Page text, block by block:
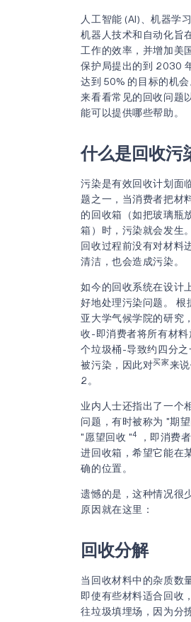
人工智能 (AI)、机器学习
机器人技术和自动化旨
工作的效率，并增加美
保护局提出的到 2030
达到 50% 的目标的机
来看看常见的回收问题
能可以提供哪些帮助。
什么是回收污
污染是有效回收计划面
题之一，当消费者把材
的回收箱（如把玻璃瓶
箱）时，污染就会发生
回收过程前没有对材料
清洁，也会造成污染。
如今的回收系统在设计
好地处理污染问题。 根
亚大学气候学院的研究
收-即消费者将所有材料
个垃圾桶-导致约四分之
被污染，因此对买家来
2。
业内人士还指出了一个
问题，有时被称为 "期
"愿望回收 "4
，即消费
进回收箱，希望它能在
确的位置。
遗憾的是，这种情况很
原因就在这里：
回收分解
当回收材料中的杂质数
即使有些材料适合回收
往垃圾填埋场，因为分